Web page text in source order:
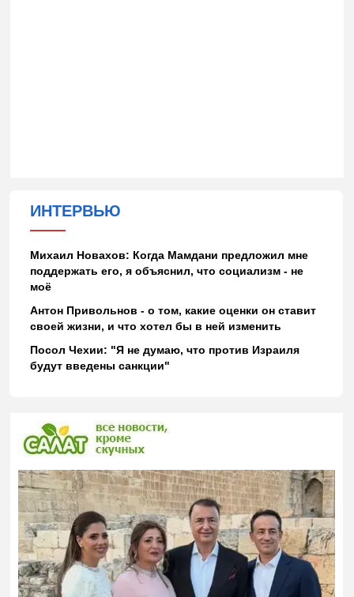
ИНТЕРВЬЮ
Михаил Новахов: Когда Мамдани предложил мне
поддержать его, я объяснил, что социализм - не
моё
Антон Привольнов - о том, какие оценки он ставит
своей жизни, и что хотел бы в ней изменить
Посол Чехии: "Я не думаю, что против Израиля
будут введены санкции"